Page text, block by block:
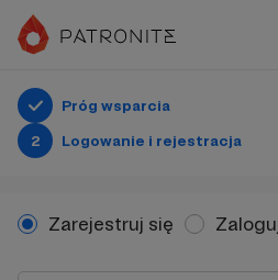
Próg wsparcia
2
Logowanie i rejestracja
Zarejestruj się